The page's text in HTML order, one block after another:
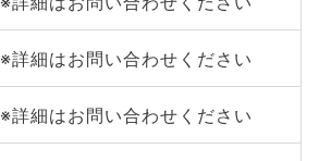
※詳細はお問い合わせください
※詳細はお問い合わせください